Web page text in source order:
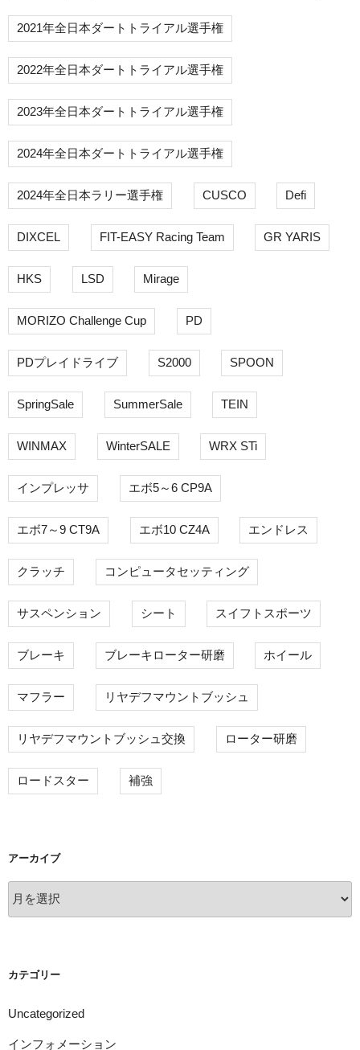
2021年全日本ダートトライアル選手権
2022年全日本ダートトライアル選手権
2023年全日本ダートトライアル選手権
2024年全日本ダートトライアル選手権
2024年全日本ラリー選手権 CUSCO Defi
DIXCEL FIT-EASY Racing Team GR YARIS
HKS LSD Mirage
MORIZO Challenge Cup PD
PDプレイドライブ S2000 SPOON
SpringSale SummerSale TEIN
WINMAX WinterSALE WRX STi
インプレッサ エボ5～6 CP9A
エボ7～9 CT9A エボ10 CZ4A エンドレス
クラッチ コンピュータセッティング
サスペンション シート スイフトスポーツ
ブレーキ ブレーキローター研磨 ホイール
マフラー リヤデフマウントブッシュ
リヤデフマウントブッシュ交換 ローター研磨
ロードスター 補強
アーカイブ
ー
カテゴリー
Uncategorized
インフォメーション